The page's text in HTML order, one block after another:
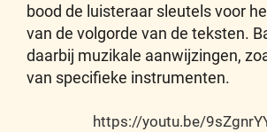
bood de luisteraar sleutels voor
van de volgorde van de teksten.
daarbij muzikale aanwijzingen,
van specifieke instrumenten.
https://youtu.be/